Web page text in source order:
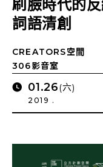
刷臉時代的
詞語清創
CREATORS空間
306影音室
01.26(六)
2019 .